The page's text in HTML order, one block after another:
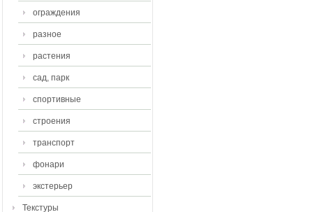
ограждения
разное
растения
сад, парк
спортивные
строения
транспорт
фонари
экстерьер
Текстуры